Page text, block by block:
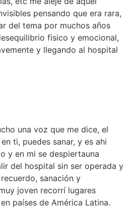
pensando que era rara,
del tema por muchos años
fisico y emocional,
y llegando al hospital
una voz que me dice, el
ti, puedes sanar, y es ahi
y en mi se despiertauna
del hospital sin ser operada y
sanación y
joven recorrí lugares
países de América Latina.